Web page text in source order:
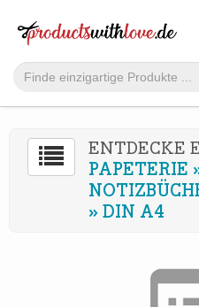
ENTDECKE
PAPETERIE
»DIN A4